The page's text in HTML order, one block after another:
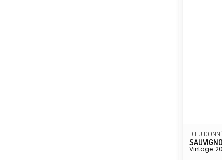
DIEU
Vintage: